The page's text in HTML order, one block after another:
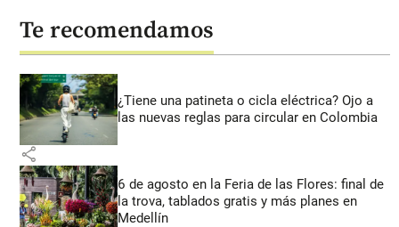
Te recomendamos
¿Tiene una patineta o cicla eléctrica? Ojo a
las nuevas reglas para circular en Colombia
share
6 de agosto en la Feria de las Flores: final de
la trova, tablados gratis y más planes en
Medellín